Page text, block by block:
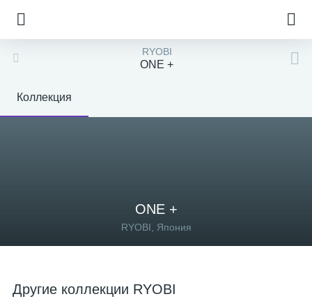
RYOBI
ONE +
Коллекция
ONE +
RYOBI, Япония
Другие коллекции RYOBI